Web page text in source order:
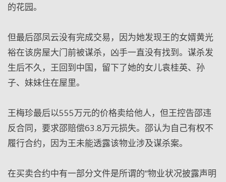
的花园。
但最后邵凤云没有完成交易，因为她发现王的女婿黄光
裕在该房屋大门前被谋杀，凶手一直没有找到。谋杀发
生后不久，王回到中国，留下了她的女儿袁桂英、孙
子、妹妹住在屋里。
王梅珍最后以555万元的价格卖给他人，但王控告邵违
反合同，要求邵赔偿63.8万元损失。邵认为自己有权不
履行合约，因为王未能透露该物业涉及谋杀案。
在买卖合约中有一部分文件是所谓的“物业状况披露声明